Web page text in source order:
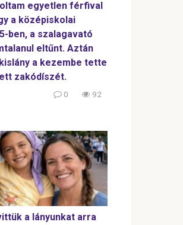
egyetlen férfival
a középiskolai
ben, a szalagavató
eltűnt. Aztán
a kezembe tette
zakódíszét.
0 92
a lányunkat arra